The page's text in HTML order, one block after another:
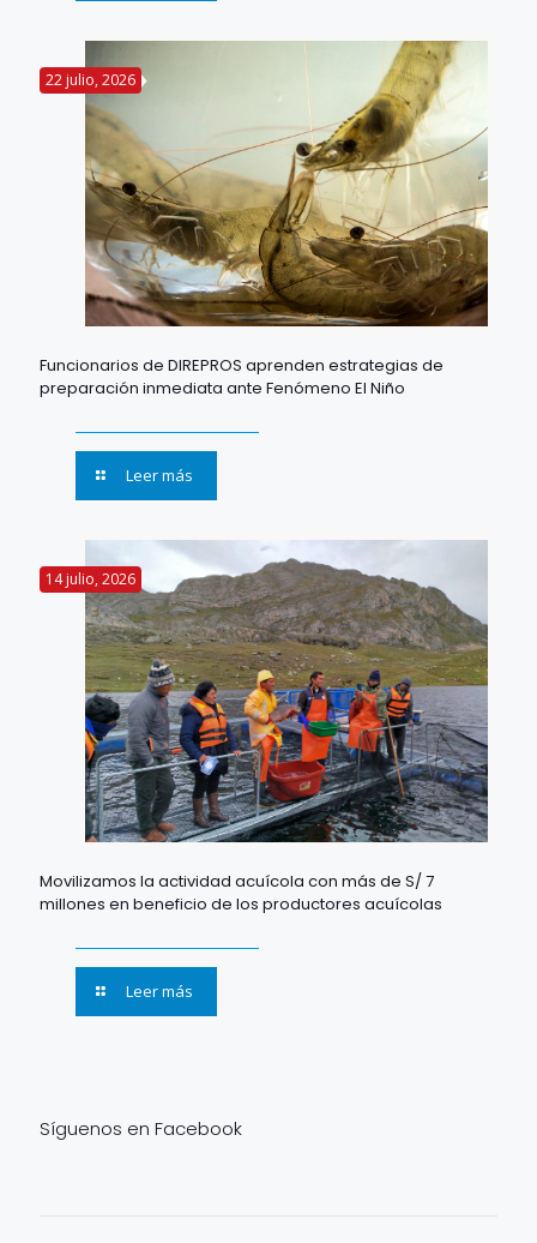
22 julio, 2026
Funcionarios de DIREPROS aprenden estrategias de
preparación inmediata ante Fenómeno El Niño
Leer más
14 julio, 2026
Movilizamos la actividad acuícola con más de S/ 7
millones en beneficio de los productores acuícolas
Leer más
Síguenos en Facebook